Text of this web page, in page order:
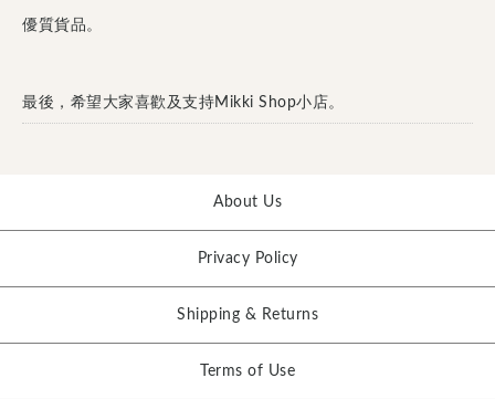
優質貨品。
最後，希望大家喜歡及支持Mikki Shop小店。
About Us
Privacy Policy
Shipping & Returns
Terms of Use